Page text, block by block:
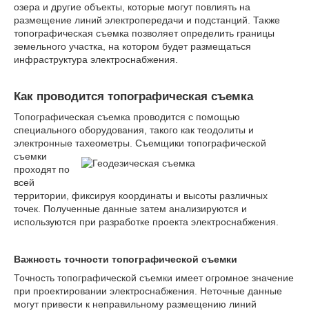
озера и другие объекты, которые могут повлиять на
размещение линий электропередачи и подстанций. Также
топографическая съемка позволяет определить границы
земельного участка, на котором будет размещаться
инфраструктура электроснабжения.
Как проводится топографическая съемка
Топографическая съемка проводится с помощью
специального оборудования, такого как теодолиты и
электронные тахеометры. Съемщики топографической
съемки
проходят по
всей
территории, фиксируя координаты и высоты различных
точек. Полученные данные затем анализируются и
используются при разработке проекта электроснабжения.
Важность точности топографической съемки
Точность топографической съемки имеет огромное значение
при проектировании электроснабжения. Неточные данные
могут привести к неправильному размещению линий